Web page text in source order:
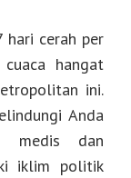
hari cerah per
hangat
ini.
Anda
medis dan
iklim politik